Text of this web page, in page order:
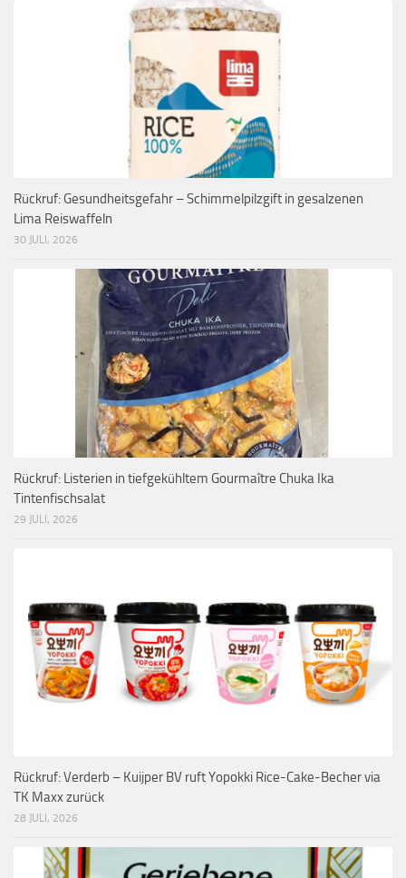
Rückruf: Gesundheitsgefahr – Schimmelpilzgift in gesalzenen
Lima Reiswaffeln
30 JULI, 2026
Rückruf: Listerien in tiefgekühltem Gourmaître Chuka Ika
Tintenfischsalat
29 JULI, 2026
Rückruf: Verderb – Kuijper BV ruft Yopokki Rice-Cake-Becher via
TK Maxx zurück
28 JULI, 2026